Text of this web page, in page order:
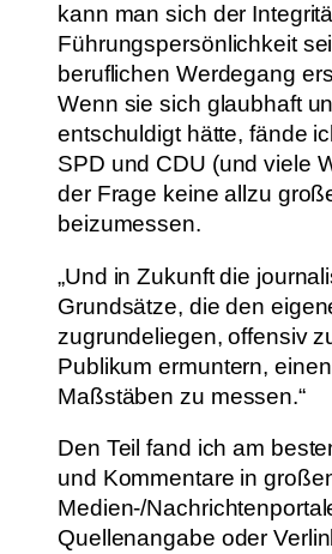
kann man sich der
Führungspersönlichkeit
beruflichen Werdegang
Wenn sie sich glaubhaft
entschuldigt hätte, fände
SPD und CDU (und viele
der Frage keine allzu
beizumessen.
„Und in Zukunft die
Grundsätze, die den
zugrundeliegen, offensiv
Publikum ermuntern,
Maßstäben zu messen.“
Den Teil fand ich am
und Kommentare in
Medien-/
Quellenangabe oder